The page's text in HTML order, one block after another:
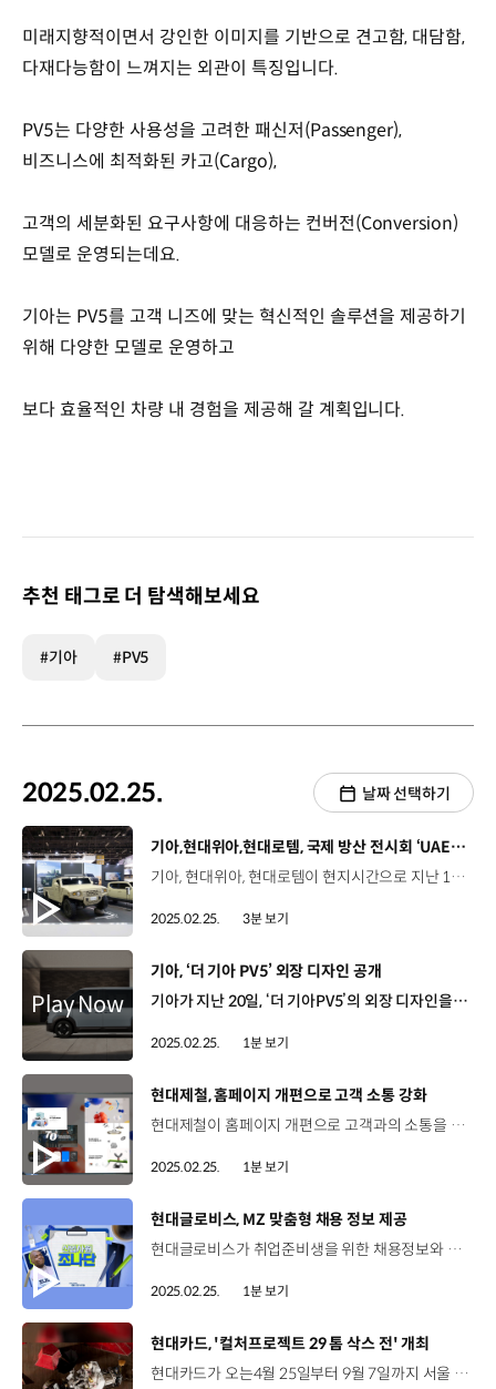
미래지향적이면서 강인한 이미지를 기반으로 견고함, 대담함,
다재다능함이 느껴지는 외관이 특징입니다.
PV5는 다양한 사용성을 고려한 패신저(Passenger),
비즈니스에 최적화된 카고(Cargo),
고객의 세분화된 요구사항에 대응하는 컨버전(Conversion)
모델로 운영되는데요.
기아는 PV5를 고객 니즈에 맞는 혁신적인 솔루션을 제공하기
위해 다양한 모델로 운영하고
보다 효율적인 차량 내 경험을 제공해 갈 계획입니다.
추천 태그로 더 탐색해보세요
#기아 #PV5
2025.02.25. 날짜 선택하기
[동영상]
기아,현대위아,현대로템, 국제 방산 전시회 ‘UAE IDEX 2025’ 참가
기아, 현대위아, 현대로템이 현지시간으로 지난 17일부터 21일까지 UAE 아부다비에서 개최된 국제 방산 전시회, ‘IDEX 2025’에 참가해 K-방산 기술을 전 세계에 알렸습니다. IDEX는 전 세계 65개국 1,350여 개의 업체들이 참가하는 아프리카, 중동 지역 최대 규모의 국제 방산 전시회인데요. 기아는 이번 전시회에서 프레임과 엔진 등으로만 구성돼 특화된 사용 목적에 따라 다양한 형태로 제작할 수 있는 중형표준차 보닛형 베어샤시와 수심 760mm 하천 도섭, 60% 종경사 및 40% 횡경사 주행, 영하 32도에서의 시동 능력 등을 바탕으로, 다양한 환경에서 군의 안전한 이동을 돕는 소형전술차 2인승 카고를 전시했습니다. 뿐만 아니라 아중동 맞춤형 사양을 갖춘 ‘타스만’도 함께 공개했는데요, IDEX 2025 전용 쇼카 타스만에는 사막색 무광 도장, 스노클, 프론트 범퍼 불바 등 아중동 고객들의 니즈를 바탕으로 한 여러 특수사양이 적용됐습니다. 현대위아는 이번 전시회에서 무게를 줄여 기동성을 높인 기동형 화포체계를 대거 공개했습니다. ‘경량화 105㎜ 자주포’는 기존 자주포보다 긴 약 14㎞의 최대 사거리를 지녔으며, 대형 기동 헬기를 통한 공중 수송도 가능합니다. 현대위아는 이외에도 차량탑재형 81㎜ 박격포, 차량탑재형 대 드론 통합방어 체계(ADS), 원격사격무기통제체계(RCWS) 등을 선보였습니다. 현대로템은 이번 전시회에서 사막 기후와 지형에 특화된 중동형 K2 전차와 국산 파워팩 실물을 동시에 선보였습니다. 먼저, 중동형 K2 전차는 고온의 극한 환경에서도 운용이 가능하도록 개량된 것이 특징인데요, 엔진 냉각성능 향상 뿐만 아니라 적의 대전차 미사일 등을 탐지하고 추적한 뒤 대응탄을 발사해 파괴시키는 ‘하드킬 능동파괴장치(APS)’를 탑재하는 등 현지 맞춤 사양이 적용됐습니다. 또한, 4세대 다목적 무인차량 ‘HR-셰르파’와 장애물개척전차, 30t급 차륜형장갑차 등이 함께 전시됐습니다. 기아, 현대위아, 현대로템은 앞으로도 K-방산의 우수한 역량과 기술력을 알리고 국가 안보에 기여할 계획입니다.
2025.02.25. 3분 보기
[동영상]
기아, ‘더 기아 PV5’ 외장 디자인 공개
기아가 지난 20일, ‘더 기아PV5’의 외장 디자인을 공개했습니다. PV5는 공간에 대한 새로운 개념을 제시할 기아 브랜드 최초의 전용 PBV로, 미래지향적이면서 강인한 이미지를 기반으로 견고함, 대담함, 다재다능함이 느껴지는 외관이 특징입니다. PV5는 다양한 사용성을 고려한 패신저(Passenger), 비즈니스에 최적화된 카고(Cargo), 고객의 세분화된 요구사항에 대응하는 컨버전(Conversion) 모델로 운영되는데요. 기아는 PV5를 고객 니즈에 맞는 혁신적인 솔루션을 제공하기 위해 다양한 모델로 운영하고 보다 효율적인 차량 내 경험을 제공해 갈 계획입니다.
2025.02.25. 1분 보기
[동영상]
현대제철, 홈페이지 개편으로 고객 소통 강화
현대제철이 홈페이지 개편으로 고객과의 소통을 더욱 강화합니다. 현대제철은 새로운 홈페이지에 현대제철의 70년 역사와 혁신성, 미래 비전 등을 담았는데요. 단순화된 메뉴 구조와 직관적인 접근 체계를 도입해 원하는 정보를 빠르게 찾아 현대제철과 철강업에 대한 이해도를 높이는 것은 물론 다이어그램 등 다양한 비주얼 콘텐츠와 인터랙티브 요소를 도입해 직관적이고 몰입감 있는 사용자 경험을 제공합니다.
2025.02.25. 1분 보기
[동영상]
현대글로비스, MZ 맞춤형 채용 정보 제공
현대글로비스가 취업준비생을 위한 채용정보와 기업문화를 알리는 다양한 지원 활동을 펼치고 있습니다. 현대글로비스는 유튜브를 통해 인플루언서 ‘조나단’과 찍은 신입사원 체험기 영상 두 편을 업로드하고 취준생과의 소통에 나섰는데요. 영상은 조나단이 현대글로비스의 물류, 해운, 유통, 신성장동력 등 전 사업 영역에서 새내기를 벗어나 정예사원으로 거듭나는 콘셉트로 구성됐으며, 일일 신입사원 조나단과 서울숲을 누비며 현대글로비스에 관한 취준생들의 궁금증을 재치 있게 풀어냈습니다.
2025.02.25. 1분 보기
[동영상]
현대카드, '컬처프로젝트 29 톰 삭스 전' 개최
현대카드가 오는4월 25일부터 9월 7일까지 서울 DDP에서 ‘현대카드 컬처프로젝트 29 톰 삭스 전’을 개최합니다. 현대카드 컬처프로젝트는 다양한 분야에서 혁신적이고 실험적인 문화 아이콘을 선별해 소개하는 현대카드의 문화 마케팅 브랜드인데요. 미술계에서 현재 가장 혁신적인 아티스트로 주목받는 ‘톰 삭스’는 합판, 박스, 테이프 등 일상에서 사용하는 산업 재료를 활용해 ‘브리콜라주(Bricolage)’ 기법으로 재제작하는 아티스트로 널리 알려져 있습니다. 특히 이번 전시회는 톰 삭스의 최신작이자 대표작인 ‘스페이스 프로그램: 무한대(Infinity)’의 약 200여점을 국내 최초로 한자리에서 선보이는 대규모 전시라는 점에서 의미가 깊은데요. 자세한 내용은 현대카드 DIVE 앱과 홈페이지에서 확인할 수 있습니다. 이미지 출처 : New York, 2012